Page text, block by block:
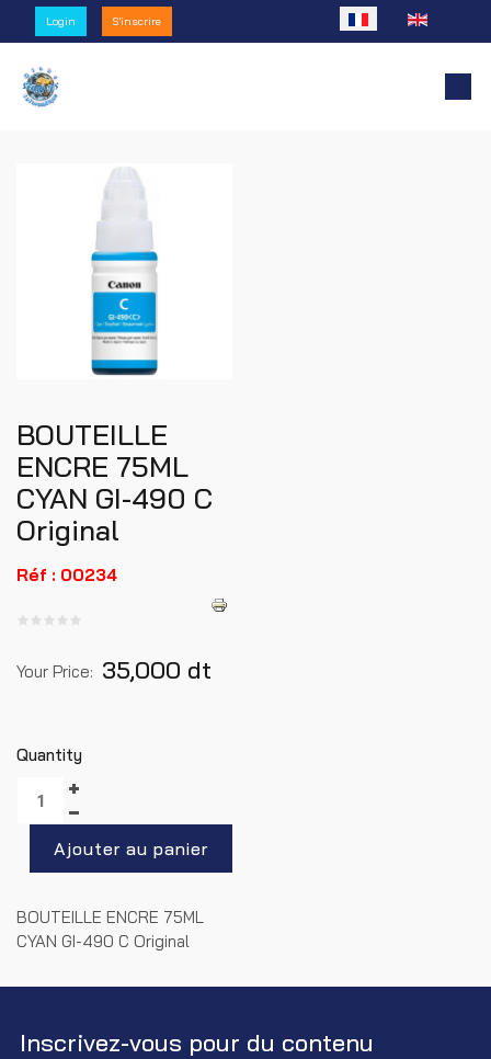
Login S'inscrire Sélectionnez votre
BOUTEILLE
ENCRE 75ML
CYAN GI-490 C
Original
Réf : 00234
Your Price: 35,000 dt
Quantity
BOUTEILLE ENCRE 75ML
CYAN GI-490 C Original
Inscrivez-vous pour du contenu